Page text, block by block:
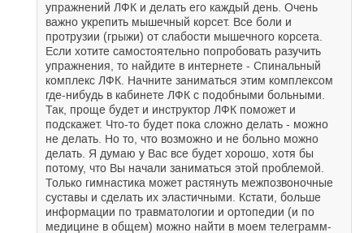
упражнений ЛФК и делать его каждый день. Очень
важно укрепить мышечный корсет. Все боли и
протрузии (грыжи) от слабости мышечного корсета.
Если хотите самостоятельно попробовать разучить
упражнения, то найдите в интернете - Спинальный
комплекс ЛФК. Начните заниматься этим комплексом
где-нибудь в кабинете ЛФК с подобными больными.
Так, проще будет и инструктор ЛФК поможет и
подскажет. Что-то будет пока сложно делать - можно
не делать. Но то, что возможно и не больно можно
делать. Я думаю у Вас все будет хорошо, хотя бы
потому, что Вы начали заниматься этой проблемой.
Только гимнастика может растянуть межпозвоночные
суставы и сделать их эластичными. Кстати, больше
информации по травматологии и ортопедии (и по
медицине в общем) можно найти в моем телеграмм-